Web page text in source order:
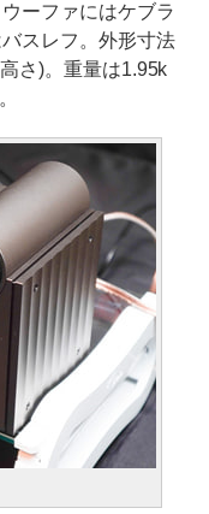
ーファにはケブラ
スレフ。外形寸法
さ)。重量は1.95k